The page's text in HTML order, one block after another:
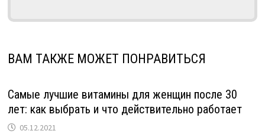
ВАМ ТАКЖЕ МОЖЕТ ПОНРАВИТЬСЯ
Самые лучшие витамины для женщин после 30
лет: как выбрать и что действительно работает
05.12.2021